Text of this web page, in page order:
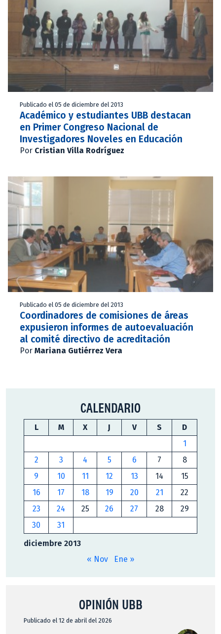
Publicado el 05 de diciembre del 2013
Académico y estudiantes UBB destacan
en Primer Congreso Nacional de
Investigadores Noveles en Educación
Por Cristian Villa Rodríguez
Publicado el 05 de diciembre del 2013
Coordinadores de comisiones de áreas
expusieron informes de autoevaluación
al comité directivo de acreditación
Por Mariana Gutiérrez Vera
CALENDARIO
diciembre 2013
L M X J V S
D
1
2
3 4 5 6 7
8
9
10 11 12 13 14
15
16
17 18 19 20 21
22
23
24 25 26 27 28
29
30
31
« Nov Ene »
OPINIÓN UBB
Publicado el 12 de abril del 2026